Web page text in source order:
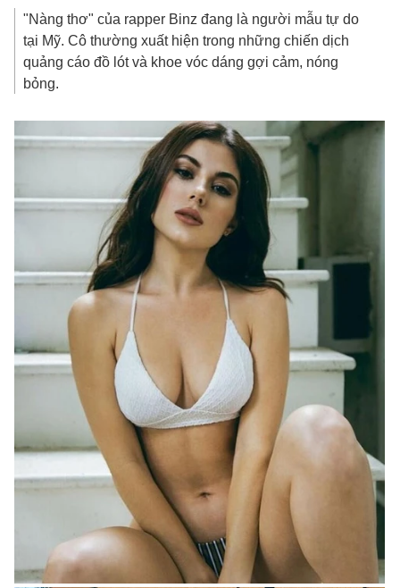
"Nàng thơ" của rapper Binz đang là người mẫu tự do
tại Mỹ. Cô thường xuất hiện trong những chiến dịch
quảng cáo đồ lót và khoe vóc dáng gợi cảm, nóng
bỏng.